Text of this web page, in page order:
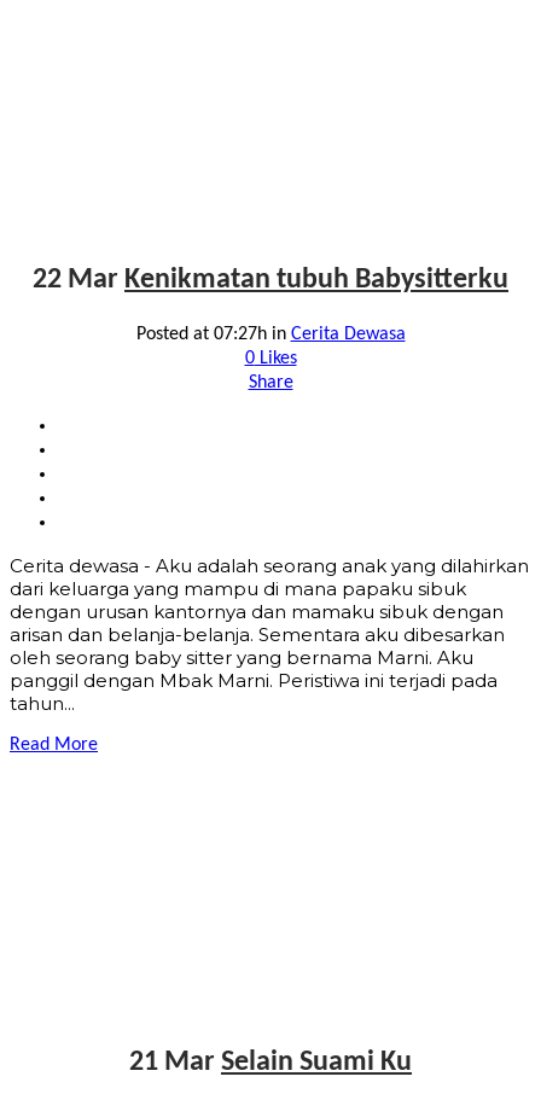
22 Mar Kenikmatan tubuh Babysitterku
Posted at 07:27hin Cerita Dewasa
0Likes
Share
Cerita dewasa - Aku adalah seorang anak yang dilahirkan
dari keluarga yang mampu di mana papaku sibuk
dengan urusan kantornya dan mamaku sibuk dengan
arisan dan belanja-belanja. Sementara aku dibesarkan
oleh seorang baby sitter yang bernama Marni. Aku
panggil dengan Mbak Marni. Peristiwa ini terjadi pada
tahun...
Read More
21 Mar Selain Suami Ku